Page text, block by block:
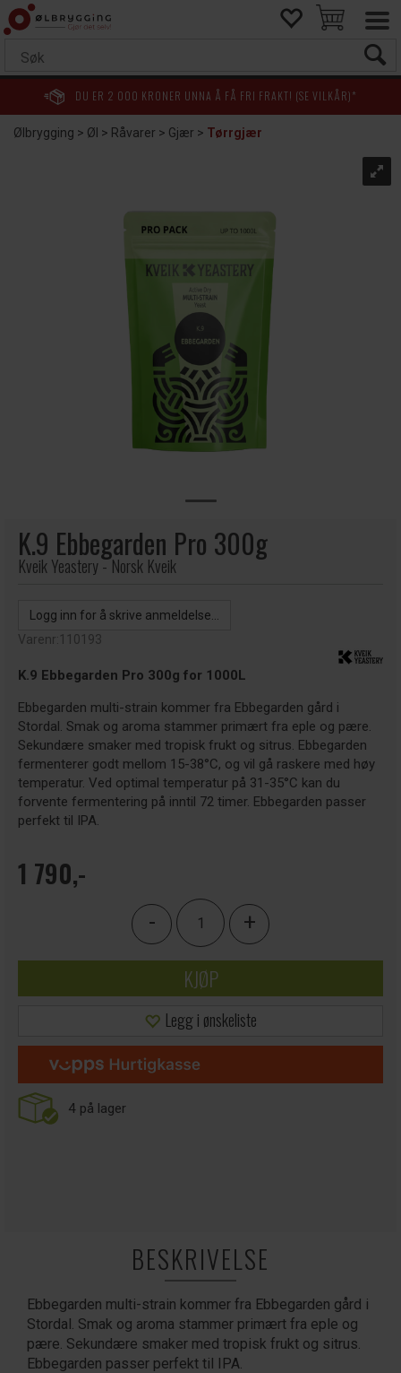
DU ER 2 000 KRONER UNNA Å FÅ FRI FRAKT! (SE VILKÅR)*
Ølbrygging>Øl >Råvarer>Gjær>Tørrgjær
K.9 Ebbegarden Pro 300g
Kveik Yeastery - Norsk Kveik
Logg inn for å skrive anmeldelse...
Varenr:110193
K.9 Ebbegarden Pro 300g for 1000L
Ebbegarden multi-strain kommer fra Ebbegarden gård i
Stordal. Smak og aroma stammer primært fra eple og pære.
Sekundære smaker med tropisk frukt og sitrus. Ebbegarden
fermenterer godt mellom 15-38°C, og vil gå raskere med høy
temperatur. Ved optimal temperatur på 31-35°C kan du
forvente fermentering på inntil 72 timer. Ebbegarden passer
perfekt til IPA.
1 790,-
- +
KJØP
Legg i ønskeliste
4 på lager
BESKRIVELSE
Ebbegarden multi-strain kommer fra Ebbegarden gård i
Stordal. Smak og aroma stammer primært fra eple og
pære. Sekundære smaker med tropisk frukt og sitrus.
Ebbegarden passer perfekt til IPA.